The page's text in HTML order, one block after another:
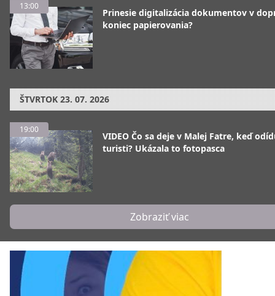
13:00
Prinesie digitalizácia dokumentov v
koniec papierovania?
ŠTVRTOK 23. 07. 2026
19:00
VIDEO Čo sa deje v Malej Fatre, keď
turisti? Ukázala to fotopasca
Zobraziť viac